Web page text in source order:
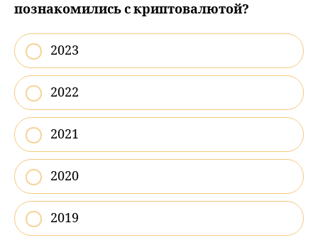
познакомились с криптовалютой?
2023
2022
2021
2020
2019